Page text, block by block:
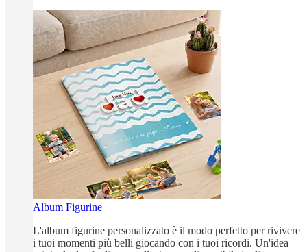
Album Figurine
L'album figurine personalizzato è il modo perfetto per rivivere
i tuoi momenti più belli giocando con i tuoi ricordi. Un'idea